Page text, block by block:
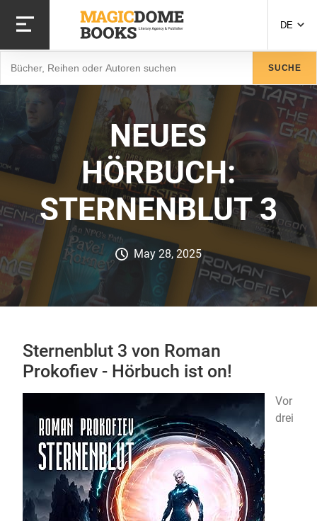
zum
Inhalt
DE
SUCHE
NEUES
HÖRBUCH:
STERNENBLUT 3
May 28, 2025
Sternenblut 3 von Roman
Prokofiev - Hörbuch ist on!
Vor
drei